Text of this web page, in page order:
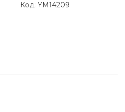
Код: YM14209